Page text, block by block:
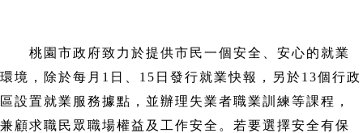
桃園市政府致力於提供市民一個安全、安心的就業
環境，除於每月1日、15日發行就業快報，另於13個行政
區設置就業服務據點，並辦理失業者職業訓練等課程，
兼顧求職民眾職場權益及工作安全。若要選擇安全有保